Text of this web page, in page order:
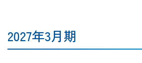
2027年3月期